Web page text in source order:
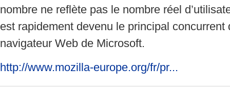
nombre ne reflète pas le nombre réel
est rapidement devenu le principal concurrent
navigateur Web de Microsoft.
http://www.mozilla-europe.org/fr/pr...